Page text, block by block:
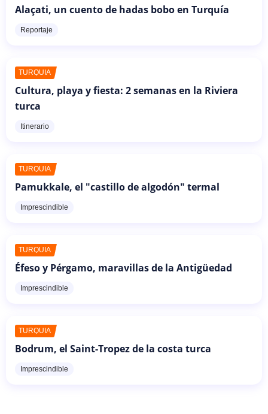
Alaçati, un cuento de hadas bobo en Turquía
Reportaje
TURQUÍA
Cultura, playa y fiesta: 2 semanas en la Riviera
turca
Itinerario
TURQUÍA
Pamukkale, el "castillo de algodón" termal
Imprescindible
TURQUÍA
Éfeso y Pérgamo, maravillas de la Antigüedad
Imprescindible
TURQUÍA
Bodrum, el Saint-Tropez de la costa turca
Imprescindible